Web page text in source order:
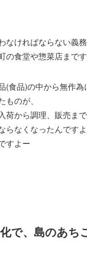
なければならない義
の食堂や惣菜店まで
(食品)の中から無作
のが、
荷から調理、販売ま
らなくなったんです
すよー
で、島のあ